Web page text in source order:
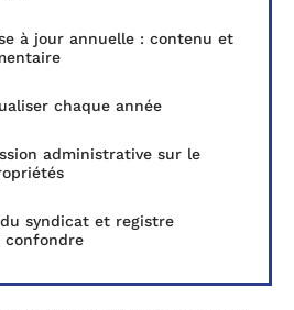
à jour annuelle : contenu et
chaque année
administrative sur le
syndicat et registre
confondre